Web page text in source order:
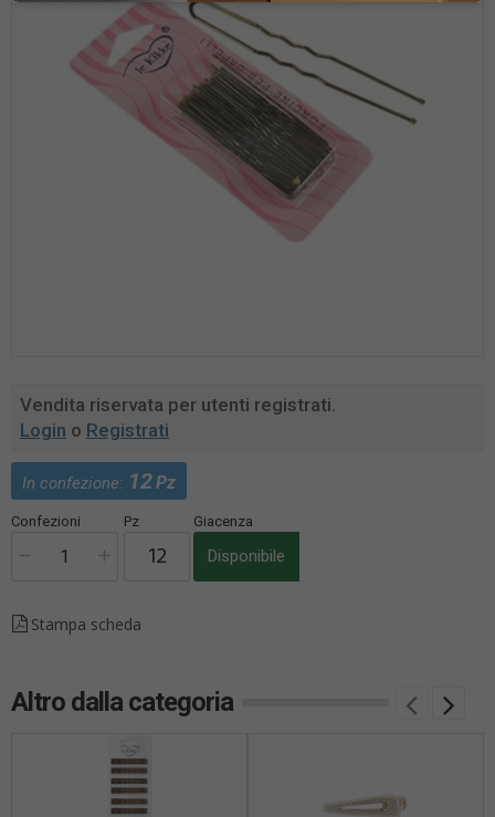
Vendita riservata per utenti registrati.
Login o Registrati
In confezione: 12Pz
Confezioni Pz Giacenza
Disponibile
Stampa scheda
Altro dalla categoria